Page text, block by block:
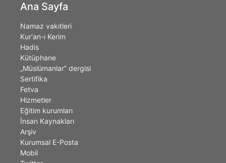
Ana Sayfa
Namaz vakıtleri
Kur'an-ı Kerim
Hadis
Kütüphane
„Müslümanlar” dergisi
Sertifika
Fetva
Hizmetler
Eğitim kurumları
İnsan Kaynakları
Arşiv
Kurumsal E-Posta
Mobil